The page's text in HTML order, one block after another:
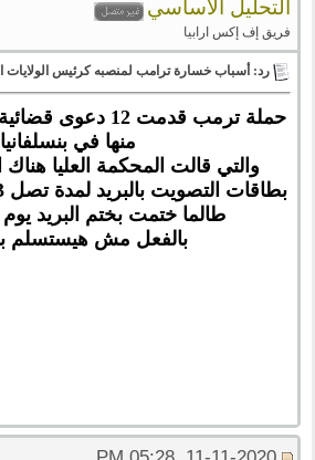
التحليل الأساسي
فريق إف إكس ارابيا
رد: أسباب خسارة ترامب لمنصبه كرئيس الولايات
حملة ترمب قدمت 12
منها في بنسلفانيا
والتي قالت المحكمة العليا
بطاقات التصويت بالبريد لمدة تصل 3 ايام بعد الانتخابات
طالما ختمت بختم البريد يوم
بالفعل مش هيستسلم